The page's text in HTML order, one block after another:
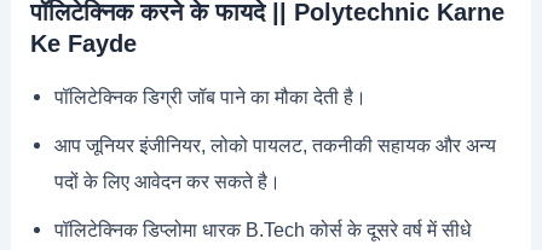
पॉलिटेक्निक करने के फायदे || Polytechnic Karne
Ke Fayde
पॉलिटेक्निक डिग्री जॉब पाने का मौका देती है।
आप जूनियर इंजीनियर, लोको पायलट, तकनीकी सहायक और अन्य
पदों के लिए आवेदन कर सकते है।
पॉलिटेक्निक डिप्लोमा धारक B.Tech कोर्स के दूसरे वर्ष में सीधे